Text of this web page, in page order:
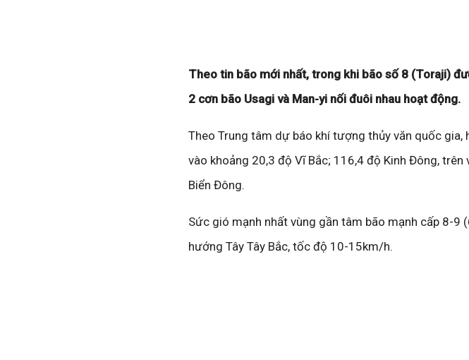
Theo tin bão mới nhất, trong khi bão số 8 (Toraji)
2 cơn bão Usagi và Man-yi nối đuôi nhau hoạt động.
Theo Trung tâm dự báo khí tượng thủy văn quốc
vào khoảng 20,3 độ Vĩ Bắc; 116,4 độ Kinh Đông,
Biển Đông.
Sức gió mạnh nhất vùng gần tâm bão mạnh cấp 8-9
hướng Tây Tây Bắc, tốc độ 10-15km/h.